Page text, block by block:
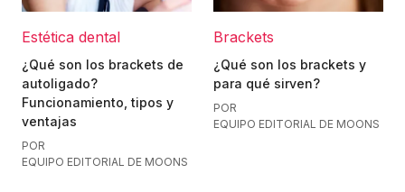
Estética dental
¿Qué son los brackets de
autoligado?
Funcionamiento, tipos y
ventajas
POR
EQUIPO EDITORIAL DE MOONS
Brackets
¿Qué son los brackets y
para qué sirven?
POR
EQUIPO EDITORIAL DE MOONS